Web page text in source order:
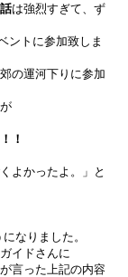
は強烈すぎて、ず
ントに参加致しま
の運河下りに参加
！
よかったよ。」と
なりました。
イドさんに
言った上記の内容